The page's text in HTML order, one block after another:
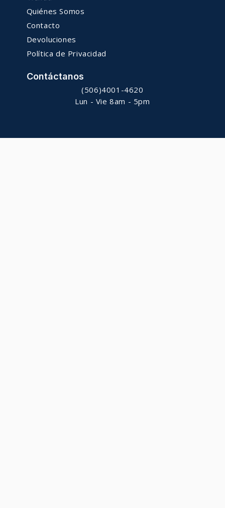
Quiénes Somos
Contacto
Devoluciones
Política de Privacidad
Contáctanos
(506)4001-4620
Lun - Vie 8am - 5pm